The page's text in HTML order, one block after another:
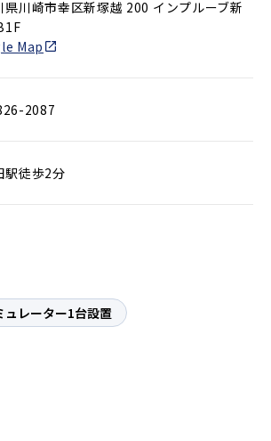
県川崎市幸区新塚越 200 インプルーブ新
Map
2087
駅徒歩2分
ュレーター1台設置